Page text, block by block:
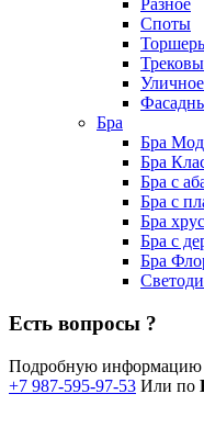
Разное
Споты
Бра
Бра
Бра
Бра с
Бра с
Бра
Бра с
Бра
Есть вопросы ?
Подробную информацию
+7 987-595-97-53 Или по